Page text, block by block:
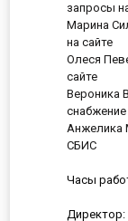
запросы
Марина
на сайте
Олеся
сайте
Вероника
снабжение
Анжелика
СБИС
Часы
Директор: